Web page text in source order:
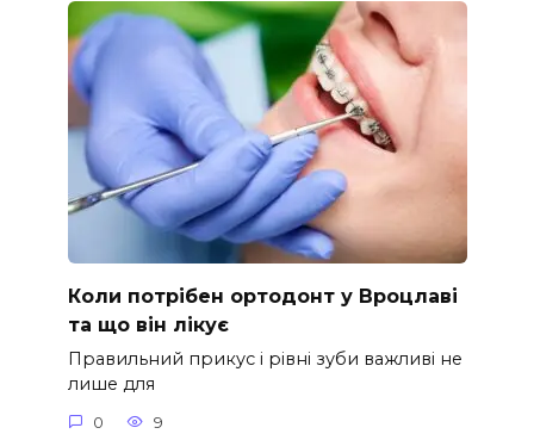
Коли потрібен ортодонт у Вроцлаві
та що він лікує
Правильний прикус і рівні зуби важливі не
лише для
0 9